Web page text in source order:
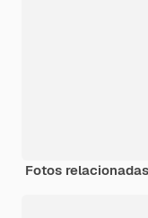
Fotos relacionadas